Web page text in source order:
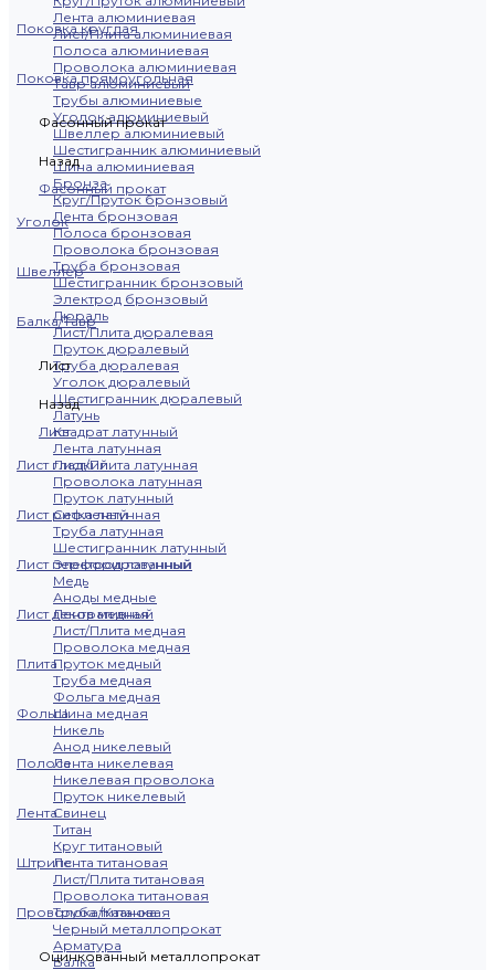
Лента алюминиевая
Лист/Плита алюминиевая
Полоса алюминиевая
Проволока алюминиевая
Тавр алюминиевый
Трубы алюминиевые
Уголок алюминиевый
Швеллер алюминиевый
Шестигранник алюминиевый
Шина алюминиевая
Бронза
Круг/Пруток бронзовый
Лента бронзовая
Полоса бронзовая
Проволока бронзовая
Труба бронзовая
Шестигранник бронзовый
Электрод бронзовый
Дюраль
Лист/Плита дюралевая
Пруток дюралевый
Труба дюралевая
Уголок дюралевый
Шестигранник дюралевый
Латунь
Квадрат латунный
Лента латунная
Лист/Плита латунная
Проволока латунная
Пруток латунный
Сетка латунная
Труба латунная
Шестигранник латунный
Электрод латунный
Медь
Аноды медные
Лента медная
Лист/Плита медная
Проволока медная
Пруток медный
Труба медная
Фольга медная
Шина медная
Никель
Анод никелевый
Лента никелевая
Никелевая проволока
Пруток никелевый
Свинец
Титан
Круг титановый
Лента титановая
Лист/Плита титановая
Проволока титановая
Труба титановая
Черный металлопрокат
Арматура
Балка
Поковка круглая
Поковка прямоугольная
Фасонный прокат
Назад
Фасонный прокат
Уголок
Швеллер
Балка/Тавр
Лист
Назад
Лист
Лист гладкий
Лист рифленый
Лист перфорированный
Лист декоративный
Плита
Фольга
Полоса
Лента
Штрипс
Проволока/Катанка
Оцинкованный металлопрокат